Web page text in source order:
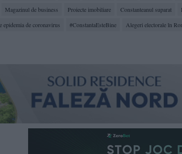
Magazinul de business Proiecte imobiliare Constanteanul suparat
de coronavirus
#ConstantaEsteBine Alegeri electorale în